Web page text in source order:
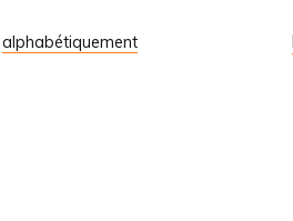
alphabétiquement